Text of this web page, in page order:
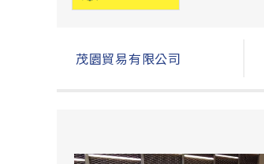
茂園貿易有限公司